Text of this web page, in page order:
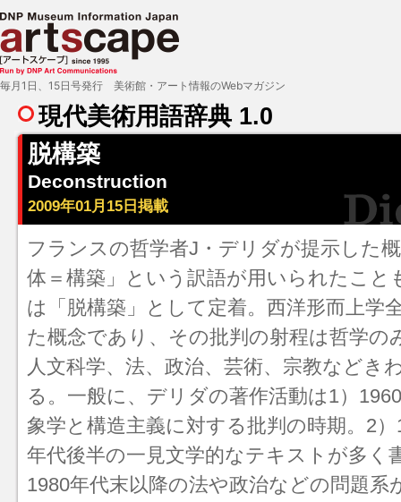
現代美術用語辞典 1.0
脱構築
Deconstruction
2009年01月15日掲載
フランスの哲学者J・デリダが提示した
体＝構築」という訳語が用いられたこと
は「脱構築」として定着。西洋形而上学
た概念であり、その批判の射程は哲学の
人文科学、法、政治、芸術、宗教などき
る。一般に、デリダの著作活動は1）
象学と構造主義に対する批判の時期。2
年代後半の一見文学的なテキストが多く
1980年代末以降の法や政治などの問題系
毎月1日、15日号発行 美術館・アート情報のWebマガジン